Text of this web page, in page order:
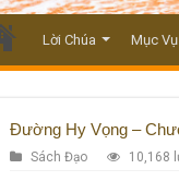
Lời Chúa Mục Vụ
Đường Hy Vọng –
Sách Đạo 10,168